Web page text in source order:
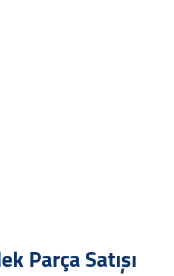
Parça Satışı